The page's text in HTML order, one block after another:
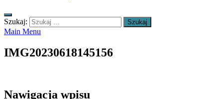
Szukaj:
Main Menu
IMG20230618145156
Nawigacja wpisu